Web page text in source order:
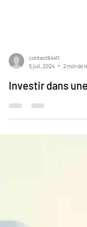
5 juil. 2024
2 min de
Investir dans